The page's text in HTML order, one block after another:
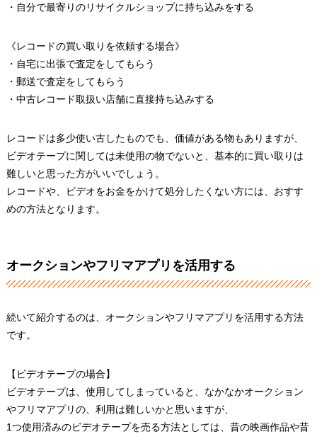
・自分で最寄りのリサイクルショップに持ち込みをする
《レコードの買い取りを依頼する場合》
・自宅に出張で査定をしてもらう
・郵送で査定をしてもらう
・中古レコード取扱い店舗に直接持ち込みする
レコードは多少使い古したものでも、価値がある物もありますが、
ビデオテープに関しては未使用の物でないと、基本的に買い取りは
難しいと思った方がいいでしょう。
レコードや、ビデオをお金をかけて処分したくない方には、おすす
めの方法となります。
オークションやフリマアプリを活用する
続いて紹介するのは、オークションやフリマアプリを活用する方法
です。
【ビデオテープの場合】
ビデオテープは、使用してしまっていると、なかなかオークション
やフリマアプリの、利用は難しいかと思いますが、
1つ使用済みのビデオテープを売る方法としては、昔の映画作品や昔